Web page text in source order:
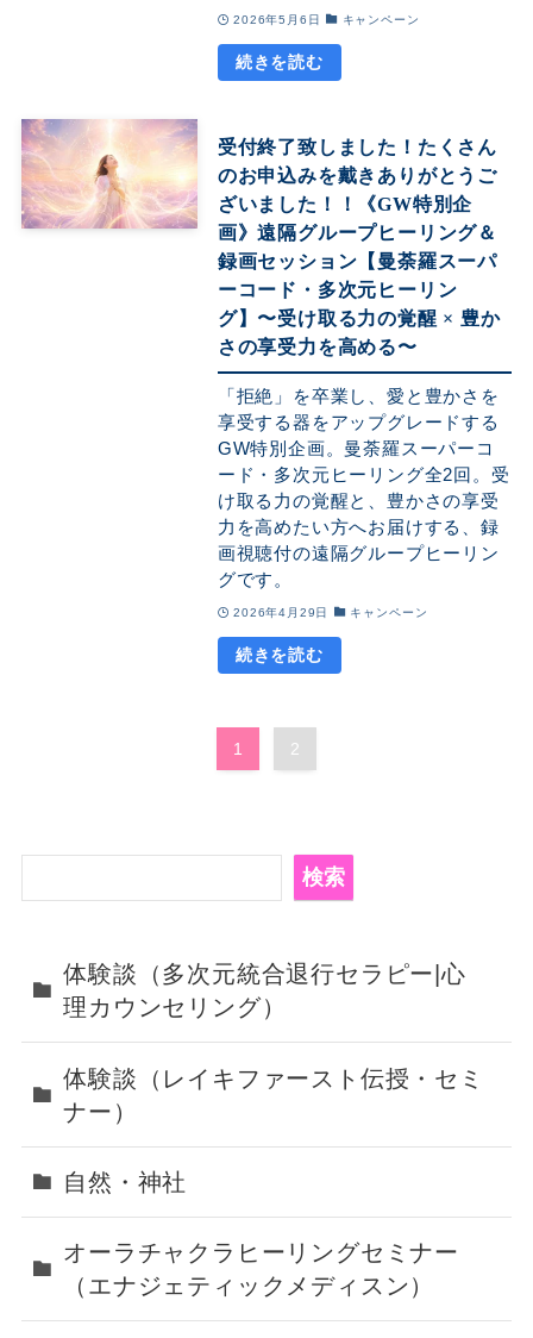
2026年5月6日 キャンペーン
受付終了致しました！たくさん
のお申込みを戴きありがとうご
ざいました！！《GW特別企
画》遠隔グループヒーリング＆
録画セッション【曼荼羅スーパ
ーコード・多次元ヒーリン
グ】〜受け取る力の覚醒 × 豊か
さの享受力を高める〜
「拒絶」を卒業し、愛と豊かさを
享受する器をアップグレードする
GW特別企画。曼荼羅スーパーコ
ード・多次元ヒーリング全2回。受
け取る力の覚醒と、豊かさの享受
力を高めたい方へお届けする、録
画視聴付の遠隔グループヒーリン
グです。
2026年4月29日 キャンペーン
1 2
索
検索
体験談（多次元統合退行セラピー|心
理カウンセリング）
体験談（レイキファースト伝授・セミ
ナー）
自然・神社
オーラチャクラヒーリングセミナー
（エナジェティックメディスン）